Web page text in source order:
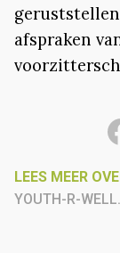
afspraken
LEES MEER
YOUTH-R-